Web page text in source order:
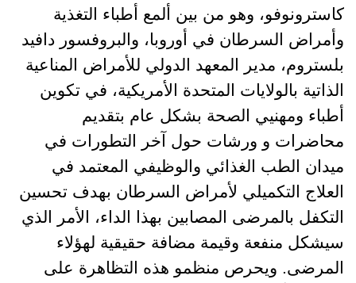
كاسترونوفو، وهو من بين ألمع أطباء التغذية
وأمراض السرطان في أوروبا، والبروفسور دافيد
بلستروم، مدير المعهد الدولي للأمراض المناعية
الذاتية بالولايات المتحدة الأمريكية، في تكوين
أطباء ومهنيي الصحة بشكل عام بتقديم
محاضرات و ورشات حول آخر التطورات في
ميدان الطب الغذائي والوظيفي المعتمد في
العلاج التكميلي لأمراض السرطان بهدف تحسين
التكفل بالمرضى المصابين بهذا الداء، الأمر الذي
سيشكل منفعة وقيمة مضافة حقيقية لهؤلاء
المرضى. ويحرص منظمو هذه التظاهرة على